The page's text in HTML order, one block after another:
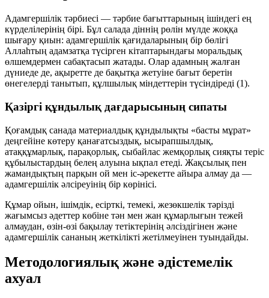
Адамгершілік тәрбиесі — тәрбие бағыттарының ішіндегі ең
күрделілерінің бірі. Бұл салада діннің рөлін мүлде жоққа
шығару қиын: адамгершілік қағидаларының бір бөлігі
Аллаһтың адамзатқа түсірген кітаптарындағы моральдық
өлшемдермен сабақтасып жатады. Олар адамның жалған
дүниеде де, ақыретте де бақытқа жетуіне бағыт беретін
өнегелерді танытып, құлшылық міндеттерін түсіндіреді (1).
Қазіргі құндылық дағдарысының сипаты
Қоғамдық санада материалдық құндылықты «басты мұрат»
деңгейіне көтеру қанағатсыздық, ысырапшылдық,
атаққұмарлық, парақорлық, сыбайлас жемқорлық сияқты теріс
құбылыстардың белең алуына ықпал етеді. Жақсылық пен
жамандықтың парқын ой мен іс-әрекетте айыра алмау да —
адамгершілік әлсіреуінің бір көрінісі.
Құмар ойын, ішімдік, есірткі, темекі, жезөкшелік тәрізді
жағымсыз әдеттер көбіне тән мен жан құмарлығын тежей
алмаудан, өзін-өзі бақылау тетіктерінің әлсіздігінен және
адамгершілік сананың жеткілікті жетілмеуінен туындайды.
Методологиялық және әдістемелік
ахуал